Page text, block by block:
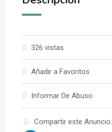
326 vistas
Añadir a Favoritos
Informar De Abuso
Compartir este Anuncio: